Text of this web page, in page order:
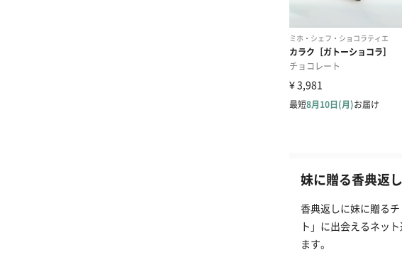
妹に贈る香典返
香典返しに妹に贈る
ト」に出会えるネッ
ます。